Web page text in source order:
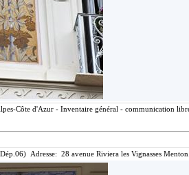
Côte d'Azur - Inventaire général - communication
Adresse: 28 avenue Riviera les Vignasses